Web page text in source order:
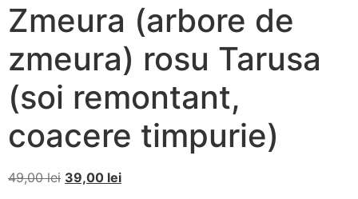
Zmeura (arbore de
zmeura) rosu Tarusa
(soi remontant,
coacere timpurie)
49,00lei 39,00 lei